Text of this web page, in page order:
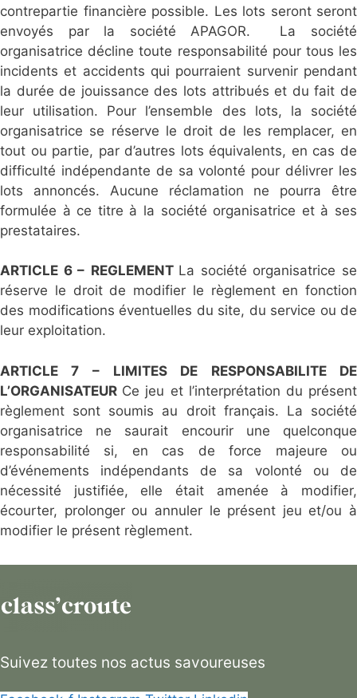
contrepartie financière possible. Les lots seront seront
envoyés par la société APAGOR. La société
organisatrice décline toute responsabilité pour tous les
incidents et accidents qui pourraient survenir pendant
la durée de jouissance des lots attribués et du fait de
leur utilisation. Pour l’ensemble des lots, la société
organisatrice se réserve le droit de les remplacer, en
tout ou partie, par d’autres lots équivalents, en cas de
difficulté indépendante de sa volonté pour délivrer les
lots annoncés. Aucune réclamation ne pourra être
formulée à ce titre à la société organisatrice et à ses
prestataires.
ARTICLE 6 – REGLEMENT La société organisatrice se
réserve le droit de modifier le règlement en fonction
des modifications éventuelles du site, du service ou de
leur exploitation.
ARTICLE 7 –
LIMITES DE RESPONSABILITE DE
L’ORGANISATEUR Ce jeu et l’interprétation du présent
règlement sont soumis au droit français. La société
organisatrice ne saurait encourir une quelconque
responsabilité si, en cas de force majeure ou
d’événements indépendants de sa volonté ou de
nécessité justifiée, elle était amenée à modifier,
écourter, prolonger ou annuler le présent jeu et/ou à
modifier le présent règlement.
Suivez toutes nos actus savoureuses